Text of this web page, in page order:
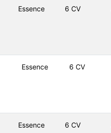
Essence 6 CV
Essence 6 CV
Essence 6 CV